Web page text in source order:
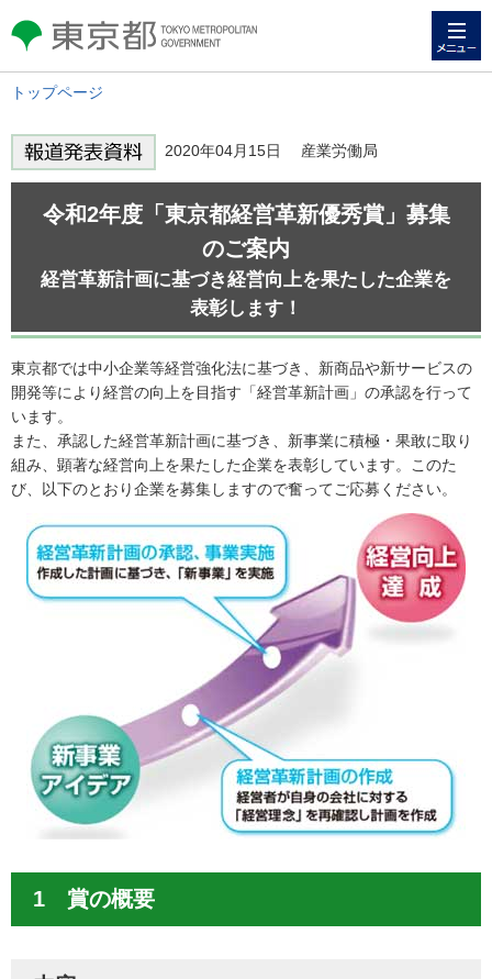
東京都 TOKYO METROPOLITAN
GOVERNMENT
トップページ
2020年04月15日 産業労働局
令和2年度「東京都経営革新優秀賞」募集
のご案内
経営革新計画に基づき経営向上を果たした企業を
表彰します！
東京都では中小企業等経営強化法に基づき、新商品や新サービスの
開発等により経営の向上を目指す「経営革新計画」の承認を行って
います。
また、承認した経営革新計画に基づき、新事業に積極・果敢に取り
組み、顕著な経営向上を果たした企業を表彰しています。このた
び、以下のとおり企業を募集しますので奮ってご応募ください。
1 賞の概要